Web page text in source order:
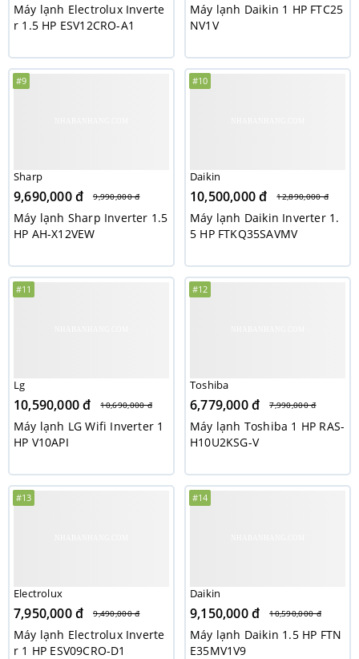
Máy lạnh Electrolux Inverte
r 1.5 HP ESV12CRO-A1
Máy lạnh Daikin 1 HP FTC25
NV1V
#9
Sharp
9,690,000 đ 9,990,000 đ
Máy lạnh Sharp Inverter 1.5
HP AH-X12VEW
#10
Daikin
10,500,000 đ 12,890,000 đ
Máy lạnh Daikin Inverter 1.
5 HP FTKQ35SAVMV
#11
Lg
10,590,000 đ 10,690,000 đ
Máy lạnh LG Wifi Inverter 1
HP V10API
#12
Toshiba
6,779,000 đ 7,990,000 đ
Máy lạnh Toshiba 1 HP RAS-
H10U2KSG-V
#13
Electrolux
7,950,000 đ 9,490,000 đ
Máy lạnh Electrolux Inverte
r 1 HP ESV09CRO-D1
#14
Daikin
9,150,000 đ 10,590,000 đ
Máy lạnh Daikin 1.5 HP FTN
E35MV1V9